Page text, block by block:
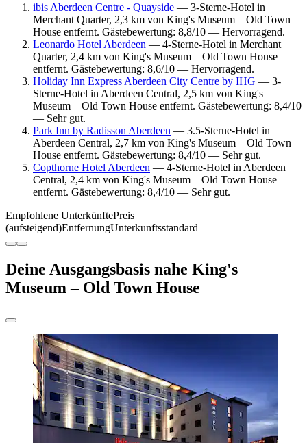
ibis Aberdeen Centre - Quayside — 3-Sterne-Hotel in
Merchant Quarter, 2,3 km von King's Museum – Old Town
House entfernt. Gästebewertung: 8,8/10 — Hervorragend.
Leonardo Hotel Aberdeen — 4-Sterne-Hotel in Merchant
Quarter, 2,4 km von King's Museum – Old Town House
entfernt. Gästebewertung: 8,6/10 — Hervorragend.
Holiday Inn Express Aberdeen City Centre by IHG — 3-
Sterne-Hotel in Aberdeen Central, 2,5 km von King's
Museum – Old Town House entfernt. Gästebewertung: 8,4/10
— Sehr gut.
Park Inn by Radisson Aberdeen — 3.5-Sterne-Hotel in
Aberdeen Central, 2,7 km von King's Museum – Old Town
House entfernt. Gästebewertung: 8,4/10 — Sehr gut.
Copthorne Hotel Aberdeen — 4-Sterne-Hotel in Aberdeen
Central, 2,4 km von King's Museum – Old Town House
entfernt. Gästebewertung: 8,4/10 — Sehr gut.
Empfohlene UnterkünftePreis
(aufsteigend)EntfernungUnterkunftsstandard
Deine Ausgangsbasis nahe King's
Museum – Old Town House